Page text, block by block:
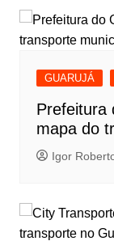
GUARUJÁ
Prefeitura
mapa do
Igor